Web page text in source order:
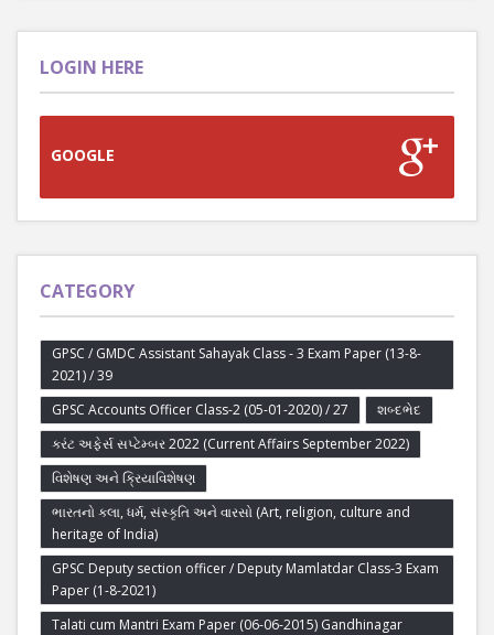
LOGIN HERE
GOOGLE
CATEGORY
GPSC / GMDC Assistant Sahayak Class - 3 Exam Paper (13-8-
2021) / 39
GPSC Accounts Officer Class-2 (05-01-2020) / 27
શબ્દભેદ
કરંટ અફેર્સ સપ્ટેમ્બર 2022 (Current Affairs September 2022)
વિશેષણ અને ક્રિયાવિશેષણ
ભારતનો કલા, ધર્મ, સંસ્કૃતિ અને વારસો (Art, religion, culture and
heritage of India)
GPSC Deputy section officer / Deputy Mamlatdar Class-3 Exam
Paper (1-8-2021)
Talati cum Mantri Exam Paper (06-06-2015) Gandhinagar